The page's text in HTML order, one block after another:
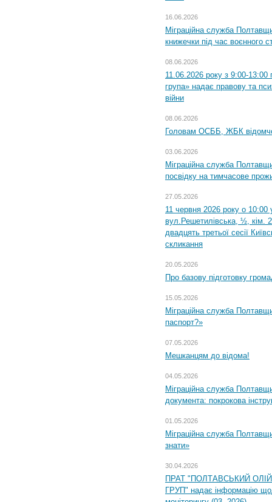
16.06.2026
Міграційна служба
книжечки під час воєнного
08.06.2026
11.06.2026 року з 9:00-13:00
група» надає правову та
війни
08.06.2026
Головам ОСББ, ЖБК
03.06.2026
Міграційна служба
посвідку на тимчасове
27.05.2026
11 червня 2026 року о 10:00
вул.Решетилівська, ½, кім.
двадцять третьої сесії
скликання
20.05.2026
Про базову підготовку
15.05.2026
Міграційна служба
паспорт?»
07.05.2026
Мешканцям до відома!
04.05.2026
Міграційна служба
документа: покрокова
01.05.2026
Міграційна служба
знати»
30.04.2026
ПРАТ "ПОЛТАВСЬКИЙ
ГРУП" надає інформацію